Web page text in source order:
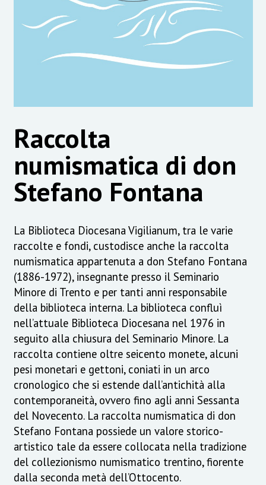
Raccolta
numismatica di don
Stefano Fontana
La Biblioteca Diocesana Vigilianum, tra le varie
raccolte e fondi, custodisce anche la raccolta
numismatica appartenuta a don Stefano Fontana
(1886-1972), insegnante presso il Seminario
Minore di Trento e per tanti anni responsabile
della biblioteca interna. La biblioteca confluì
nell’attuale Biblioteca Diocesana nel 1976 in
seguito alla chiusura del Seminario Minore. La
raccolta contiene oltre seicento monete, alcuni
pesi monetari e gettoni, coniati in un arco
cronologico che si estende dall’antichità alla
contemporaneità, ovvero fino agli anni Sessanta
del Novecento. La raccolta numismatica di don
Stefano Fontana possiede un valore storico-
artistico tale da essere collocata nella tradizione
del collezionismo numismatico trentino, fiorente
dalla seconda metà dell’Ottocento.